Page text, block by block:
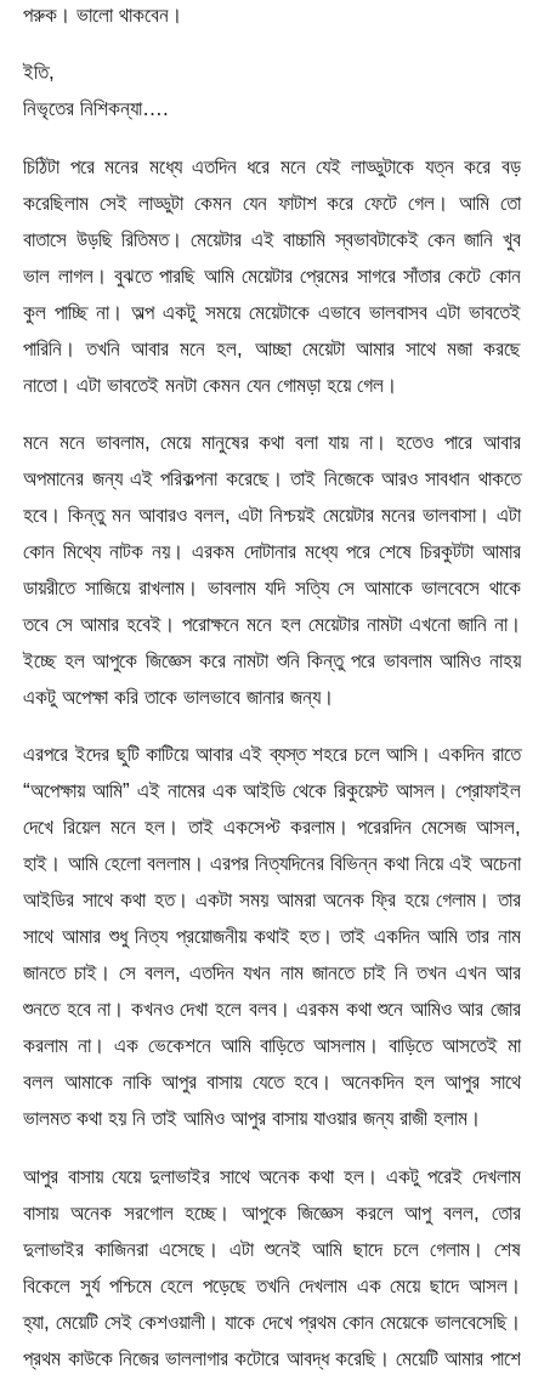
পরুক। ভালো থাকবেন।
ইতি,
নিভৃতের নিশিকন্যা….
চিঠিটা পরে মনের মধ্যে এতদিন ধরে মনে যেই লাড্ডুটাকে যত্ন করে বড়
করেছিলাম সেই লাড্ডুটা কেমন যেন ফাটাশ করে ফেটে গেল। আমি তো
বাতাসে উড়ছি রিতিমত। মেয়েটার এই বাচ্চামি স্বভাবটাকেই কেন জানি খুব
ভাল লাগল। বুঝতে পারছি আমি মেয়েটার প্রেমের সাগরে সাঁতার কেটে কোন
কুল পাচ্ছি না। অল্প একটু সময়ে মেয়েটাকে এভাবে ভালবাসব এটা ভাবতেই
পারিনি। তখনি আবার মনে হল, আচ্ছা মেয়েটা আমার সাথে মজা করছে
নাতো। এটা ভাবতেই মনটা কেমন যেন গোমড়া হয়ে গেল।
মনে মনে ভাবলাম, মেয়ে মানুষের কথা বলা যায় না। হতেও পারে আবার
অপমানের জন্য এই পরিকল্পনা করেছে। তাই নিজেকে আরও সাবধান থাকতে
হবে। কিন্তু মন আবারও বলল, এটা নিশ্চয়ই মেয়েটার মনের ভালবাসা। এটা
কোন মিথ্যে নাটক নয়। এরকম দোটানার মধ্যে পরে শেষে চিরকুটটা আমার
ডায়রীতে সাজিয়ে রাখলাম। ভাবলাম যদি সত্যি সে আমাকে ভালবেসে থাকে
তবে সে আমার হবেই। পরোক্ষনে মনে হল মেয়েটার নামটা এখনো জানি না।
ইচ্ছে হল আপুকে জিজ্ঞেস করে নামটা শুনি কিন্তু পরে ভাবলাম আমিও নাহয়
একটু অপেক্ষা করি তাকে ভালভাবে জানার জন্য।
এরপরে ইদের ছুটি কাটিয়ে আবার এই ব্যস্ত শহরে চলে আসি। একদিন রাতে
“অপেক্ষায় আমি” এই নামের এক আইডি থেকে রিকুয়েস্ট আসল। প্রোফাইল
দেখে রিয়েল মনে হল। তাই একসেপ্ট করলাম। পরেরদিন মেসেজ আসল,
হাই। আমি হেলো বললাম। এরপর নিত্যদিনের বিভিন্ন কথা নিয়ে এই অচেনা
আইডির সাথে কথা হত। একটা সময় আমরা অনেক ফ্রি হয়ে গেলাম। তার
সাথে আমার শুধু নিত্য প্রয়োজনীয় কথাই হত। তাই একদিন আমি তার নাম
জানতে চাই। সে বলল, এতদিন যখন নাম জানতে চাই নি তখন এখন আর
শুনতে হবে না। কখনও দেখা হলে বলব। এরকম কথা শুনে আমিও আর জোর
করলাম না। এক ভেকেশনে আমি বাড়িতে আসলাম। বাড়িতে আসতেই মা
বলল আমাকে নাকি আপুর বাসায় যেতে হবে। অনেকদিন হল আপুর সাথে
ভালমত কথা হয় নি তাই আমিও আপুর বাসায় যাওয়ার জন্য রাজী হলাম।
আপুর বাসায় যেয়ে দুলাভাইর সাথে অনেক কথা হল। একটু পরেই দেখলাম
বাসায় অনেক সরগোল হচ্ছে। আপুকে জিজ্ঞেস করলে আপু বলল, তোর
দুলাভাইর কাজিনরা এসেছে। এটা শুনেই আমি ছাদে চলে গেলাম। শেষ
বিকেলে সুর্য পশ্চিমে হেলে পড়েছে তখনি দেখলাম এক মেয়ে ছাদে আসল।
হ্যা, মেয়েটি সেই কেশওয়ালী। যাকে দেখে প্রথম কোন মেয়েকে ভালবেসেছি।
প্রথম কাউকে নিজের ভাললাগার কটোরে আবদ্ধ করেছি। মেয়েটি আমার পাশে